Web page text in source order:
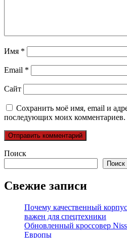
Имя *
Email *
Сайт
Сохранить моё имя, email и
последующих моих комментариев.
Поиск
Поиск
Свежие записи
Почему качественный
важен для спецтехники
Обновленный кроссовер
Европы